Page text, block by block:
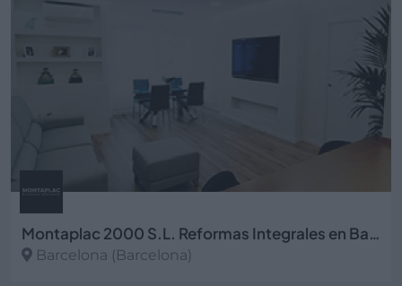
Montaplac 2000 S.L. Reformas Integrales en Barcelona
Barcelona (Barcelona)